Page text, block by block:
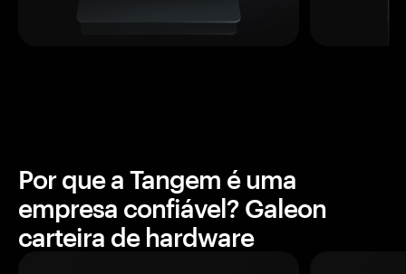
Por que a Tangem é uma
empresa confiável? Galeon
carteira de hardware